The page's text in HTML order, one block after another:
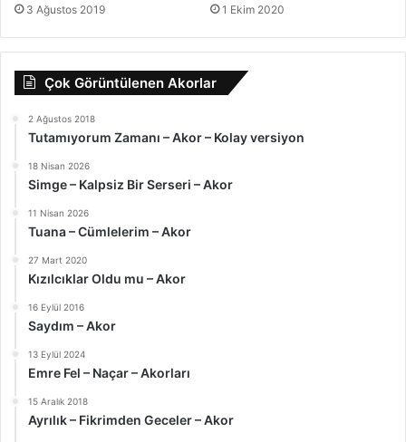
3 Ağustos 2019 1 Ekim 2020
Çok Görüntülenen Akorlar
2 Ağustos 2018
Tutamıyorum Zamanı – Akor – Kolay versiyon
18 Nisan 2026
Simge – Kalpsiz Bir Serseri – Akor
11 Nisan 2026
Tuana – Cümlelerim – Akor
27 Mart 2020
Kızılcıklar Oldu mu – Akor
16 Eylül 2016
Saydım – Akor
13 Eylül 2024
Emre Fel – Naçar – Akorları
15 Aralık 2018
Ayrılık – Fikrimden Geceler – Akor